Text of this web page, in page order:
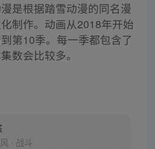
是根据踏雪动漫的同名漫
制作。动画从2018年开始
第10季。每一季都包含了
数会比较多。
· 战斗